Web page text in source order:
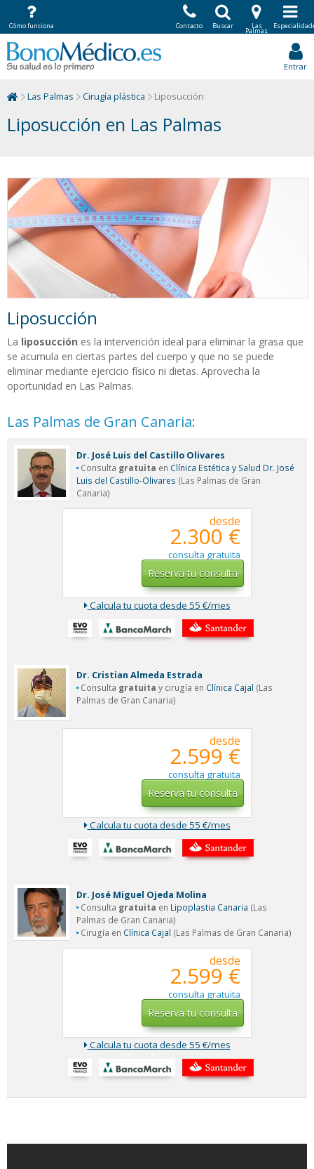
Entrar
Las Palmas Cirugía plástica Liposucción
Liposucción en Las Palmas
Liposucción
La liposucción es la intervención ideal para eliminar la grasa que
se acumula en ciertas partes del cuerpo y que no se puede
eliminar mediante ejercicio físico ni dietas. Aprovecha la
oportunidad en Las Palmas.
Las Palmas de Gran Canaria:
Dr. José Luis del Castillo Olivares
Consulta gratuita en Clínica Estética y Salud Dr. José
Luis del Castillo-Olivares (Las Palmas de Gran
Canaria)
desde
2.300 €
consulta gratuita
Reserva tu consulta
Calcula tu cuota desde 55 €/mes
Dr. Cristian Almeda Estrada
Consulta gratuita y cirugía en Clínica Cajal (Las
Palmas de Gran Canaria)
desde
2.599 €
consulta gratuita
Reserva tu consulta
Calcula tu cuota desde 55 €/mes
Dr. José Miguel Ojeda Molina
Consulta gratuita en Lipoplastia Canaria (Las
Palmas de Gran Canaria)
Cirugía en Clínica Cajal (Las Palmas de Gran Canaria)
desde
2.599 €
consulta gratuita
Reserva tu consulta
Calcula tu cuota desde 55 €/mes
Cómo funciona Contacto Buscar Las
Palmas